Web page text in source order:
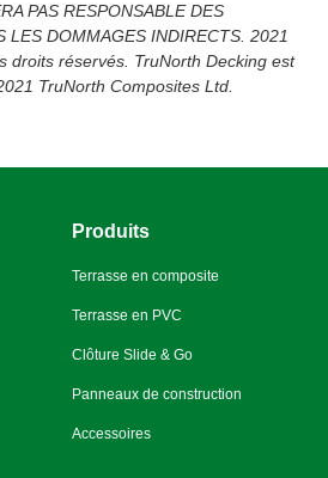
PAS RESPONSABLE DES
LES DOMMAGES INDIRECTS. 2021
droits réservés. TruNorth Decking est
TruNorth Composites Ltd.
Produits
Terrasse en composite
Terrasse en PVC
Clôture Slide & Go
Panneaux de construction
Accessoires